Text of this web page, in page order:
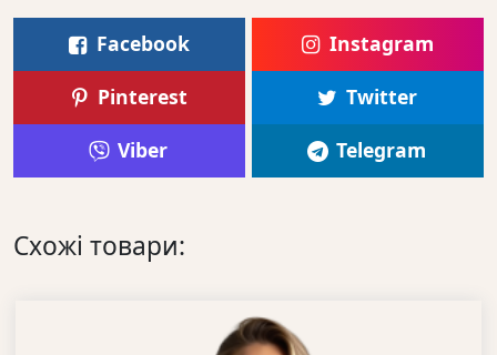
Facebook
Instagram
Pinterest
Twitter
Viber
Telegram
Схожі товари: